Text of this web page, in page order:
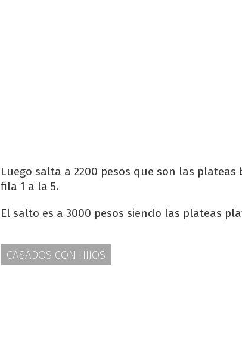
Luego salta a 2200 pesos que son las
fila 1 a la 5.
El salto es a 3000 pesos siendo las plateas
CASADOS CON HIJOS